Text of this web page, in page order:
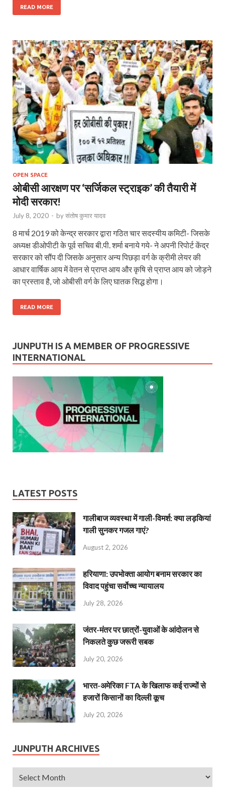
READ MORE
OPEN SPACE
ओबीसी आरक्षण पर ‘सर्जिकल स्ट्राइक’ की तैयारी में
मोदी सरकार!
July 8, 2020 - byसंतोष कुमार यादव
8 मार्च 2019 को केन्द्र सरकार द्वारा गठित चार सदस्यीय कमिटी- जिसके
अध्यक्ष डीओपीटी के पूर्व सचिव बी.पी. शर्मा बनाये गये- ने अपनी रिपोर्ट केंद्र
सरकार को सौंप दी जिसके अनुसार अन्य पिछड़ा वर्ग के क्रीमी लेयर की
आधार वार्षिक आय में वेतन से प्राप्त आय और कृषि से प्राप्त आय को जोड़ने
का प्रस्ताव है, जो ओबीसी वर्ग के लिए घातक सिद्ध होगा।
READ MORE
JUNPUTH IS A MEMBER OF PROGRESSIVE
INTERNATIONAL
LATEST POSTS
गालीबाज व्‍यवस्‍था में गाली-विमर्श: क्या लड़कियां
गाली सुनकर गजल गाएं?
August 2, 2026
हरियाणा: उपभोक्ता आयोग बनाम सरकार का
विवाद पहुंचा सर्वोच्च न्यायालय
July 28, 2026
जंतर-मंतर पर छात्रों-युवाओं के आंदोलन से
निकलते कुछ जरूरी सबक
July 20, 2026
भारत-अमेरिका FTA के खिलाफ कई राज्यों से
हजारों किसानों का दिल्ली कूच
July 20, 2026
JUNPUTH ARCHIVES